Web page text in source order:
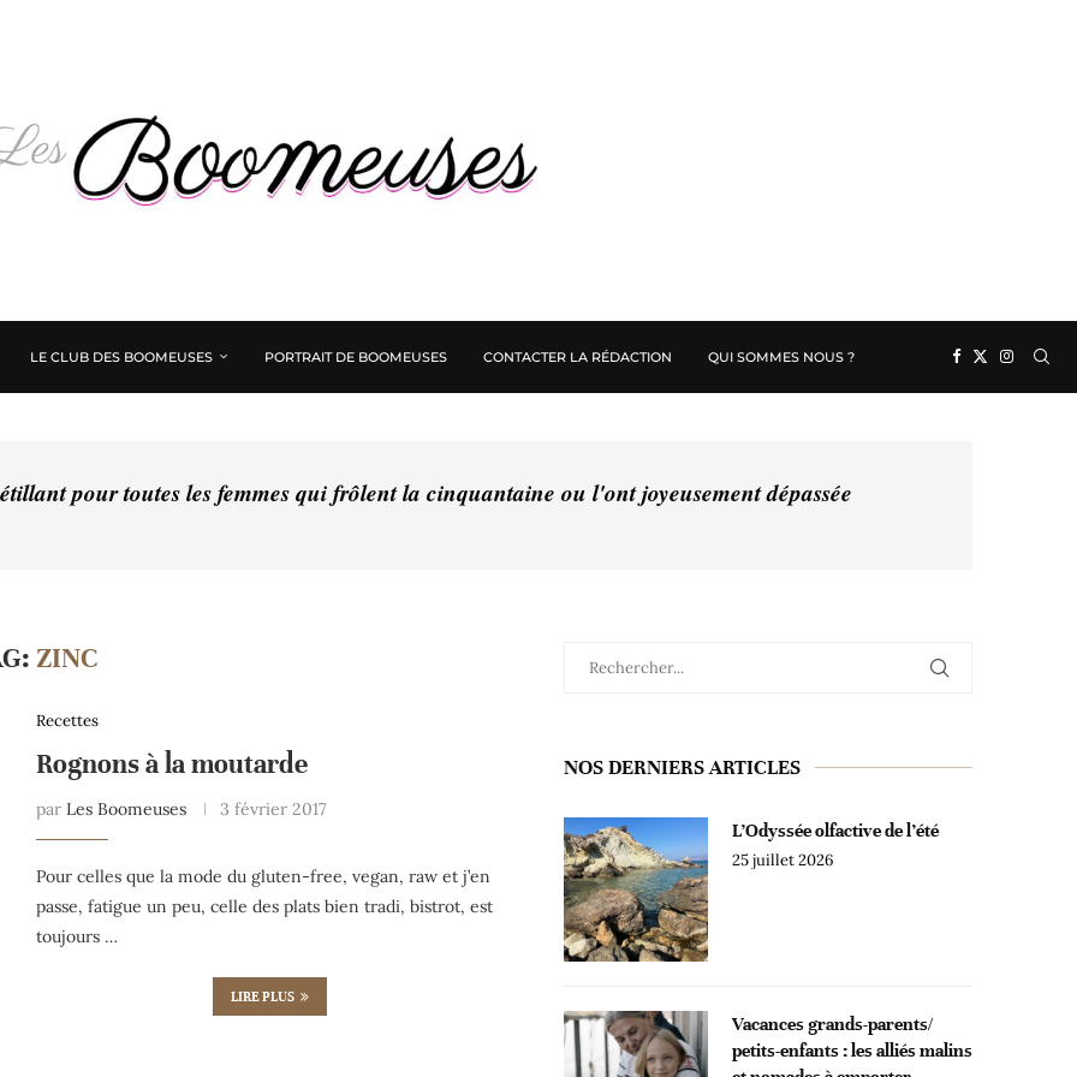
LE CLUB DES BOOMEUSES PORTRAIT DE BOOMEUSES CONTACTER LA RÉDACTION QUI SOMMES NOUS ?
pour toutes les femmes qui frôlent la cinquantaine ou l'ont joyeusement dépassée
ZINC
Recettes
Rognons à la moutarde
par Les Boomeuses 3 février 2017
Pour celles que la mode du gluten-free, vegan, raw et j’en
passe, fatigue un peu, celle des plats bien tradi, bistrot, est
toujours …
LIRE PLUS
NOS DERNIERS ARTICLES
L’Odyssée olfactive de l’été
25 juillet 2026
Vacances grands-parents/
petits-enfants : les alliés malins